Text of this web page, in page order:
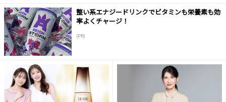
整い系エナジードリンクでビタミンも栄養素も効
率よくチャージ！
(PR)